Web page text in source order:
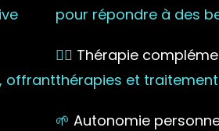
offrant
pour répondre à des
🧘‍♀️ Thérapie
thérapies et
🌱 Autonomie